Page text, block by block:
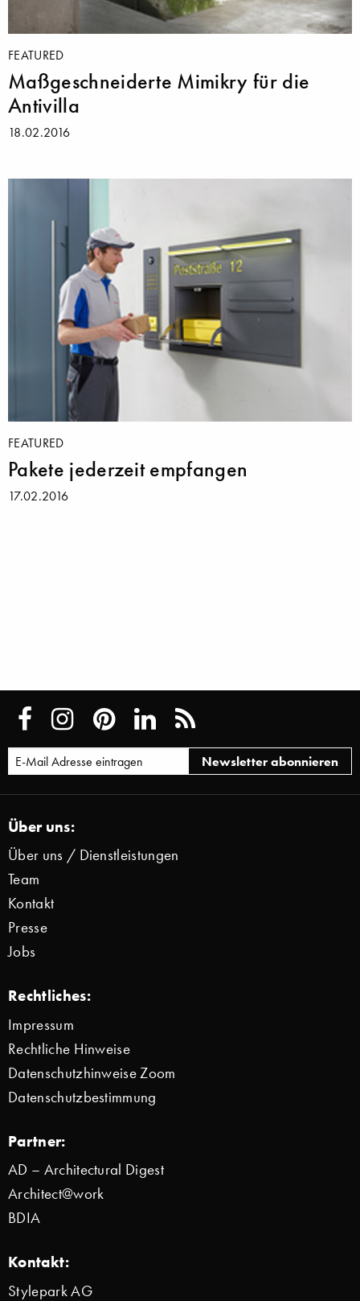
FEATURED
Maßgeschneiderte Mimikry für die
Antivilla
18.02.2016
FEATURED
Pakete jederzeit empfangen
17.02.2016
Über uns:
Über uns / Dienstleistungen
Team
Kontakt
Presse
Jobs
Rechtliches:
Impressum
Rechtliche Hinweise
Datenschutzhinweise Zoom
Datenschutzbestimmung
Partner:
AD – Architectural Digest
Architect@work
BDIA
Kontakt:
Stylepark AG